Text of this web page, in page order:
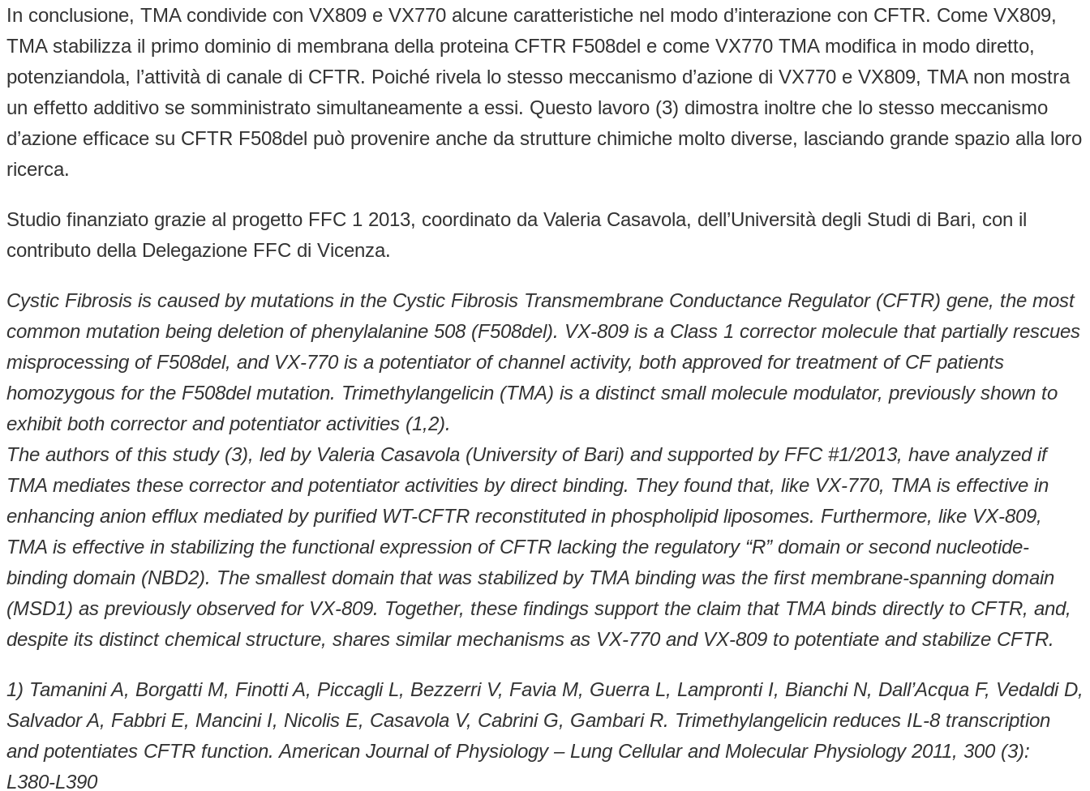
In conclusione, TMA condivide con VX809 e VX770 alcune caratteristiche nel modo d’interazione con CFTR. Come VX809,
TMA stabilizza il primo dominio di membrana della proteina CFTR F508del e come VX770 TMA modifica in modo diretto,
potenziandola, l’attività di canale di CFTR. Poiché rivela lo stesso meccanismo d’azione di VX770 e VX809, TMA non mostra
un effetto additivo se somministrato simultaneamente a essi. Questo lavoro (3) dimostra inoltre che lo stesso meccanismo
d’azione efficace su CFTR F508del può provenire anche da strutture chimiche molto diverse, lasciando grande spazio alla loro
ricerca.
Studio finanziato grazie al progetto FFC 1 2013, coordinato da Valeria Casavola, dell’Università degli Studi di Bari, con il
contributo della Delegazione FFC di Vicenza.
Cystic Fibrosis is caused by mutations in the Cystic Fibrosis Transmembrane Conductance Regulator (CFTR) gene, the most
common mutation being deletion of phenylalanine 508 (F508del). VX-809 is a Class 1 corrector molecule that partially rescues
misprocessing of F508del, and VX-770 is a potentiator of channel activity, both approved for treatment of CF patients
homozygous for the F508del mutation. Trimethylangelicin (TMA) is a distinct small molecule modulator, previously shown to
exhibit both corrector and potentiator activities (1,2).
The authors of this study (3), led by Valeria Casavola (University of Bari) and supported by FFC #1/2013, have analyzed if
TMA mediates these corrector and potentiator activities by direct binding. They found that, like VX-770, TMA is effective in
enhancing anion efflux mediated by purified WT-CFTR reconstituted in phospholipid liposomes. Furthermore, like VX-809,
TMA is effective in stabilizing the functional expression of CFTR lacking the regulatory “R” domain or second nucleotide-
binding domain (NBD2). The smallest domain that was stabilized by TMA binding was the first membrane-spanning domain
(MSD1) as previously observed for VX-809. Together, these findings support the claim that TMA binds directly to CFTR, and,
despite its distinct chemical structure, shares similar mechanisms as VX-770 and VX-809 to potentiate and stabilize CFTR.
1) Tamanini A, Borgatti M, Finotti A, Piccagli L, Bezzerri V, Favia M, Guerra L, Lampronti I, Bianchi N, Dall’Acqua F, Vedaldi D,
Salvador A, Fabbri E, Mancini I, Nicolis E, Casavola V, Cabrini G, Gambari R. Trimethylangelicin reduces IL-8 transcription
and potentiates CFTR function. American Journal of Physiology – Lung Cellular and Molecular Physiology 2011, 300 (3):
L380-L390